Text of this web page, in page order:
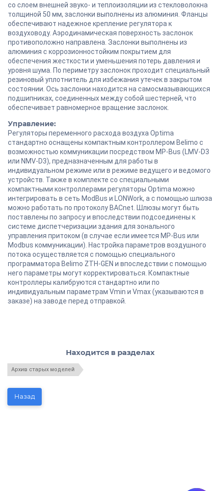
со слоем внешней звуко- и теплоизоляции из стекловолокна
толщиной 50 мм, заслонки выполнены из алюминия. Фланцы
обеспечивают надежное крепление регулятора к
воздуховоду. Аэродинамическая поверхность заслонок
противоположно направлена. Заслонки выполнены из
алюминия с коррозионностойким покрытием для
обеспечения жесткости и уменьшения потерь давления и
уровня шума. По периметру заслонок проходит специальный
резиновый уплотнитель для избежания утечек в закрытом
состоянии. Ось заслонки находится на самосмазывающихся
подшипниках, соединенных между собой шестерней, что
обеспечивает равномерное вращение заслонок.
Управление:
Регуляторы переменного расхода воздуха Optima
стандартно оснащены компактным контроллером Belimo с
возможностью коммуникации посредством MP-Bus (LMV-D3
или NMV-D3), предназначенным для работы в
индивидуальном режиме или в режиме ведущего и ведомого
устройств. Также в комплекте со специальными
компактными контроллерами регуляторы Optima можно
интегрировать в сеть ModBus и LONWork, а с помощью шлюза
можно работать по протоколу BACnet. Шлюзы могут быть
поставлены по запросу и впоследствии подсоединены к
системе диспетчеризации здания для зонального
управления притоком (в случае если имеется MP-Bus или
Modbus коммуникации). Настройка параметров воздушного
потока осуществляется с помощью специального
программатора Belimo ZTH-GEN и впоследствии с помощью
него параметры могут корректироваться. Компактные
контроллеры калибруются стандартно или по
индивидуальным параметрам Vmin и Vmax (указываются в
заказе) на заводе перед отправкой.
Находится в разделах
Архив старых моделей
Назад